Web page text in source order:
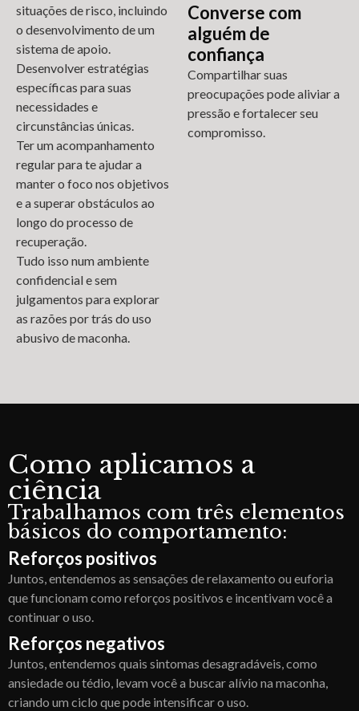
situações de risco, incluindo
o desenvolvimento de um
sistema de apoio.
Desenvolver estratégias
específicas para suas
necessidades e
circunstâncias únicas.
Ter um acompanhamento
regular para te ajudar a
manter o foco nos objetivos
e a superar obstáculos ao
longo do processo de
recuperação.
Tudo isso num ambiente
confidencial e sem
julgamentos para explorar
as razões por trás do uso
abusivo de maconha.
Converse com
alguém de
confiança
Compartilhar suas
preocupações pode aliviar a
pressão e fortalecer seu
compromisso.
Como aplicamos a
ciência
Trabalhamos com três elementos
básicos do comportamento:
Reforços positivos
Juntos, entendemos as sensações de relaxamento ou euforia
que funcionam como reforços positivos e incentivam você a
continuar o uso.
Reforços negativos
Juntos, entendemos quais sintomas desagradáveis, como
ansiedade ou tédio, levam você a buscar alívio na maconha,
criando um ciclo que pode intensificar o uso.